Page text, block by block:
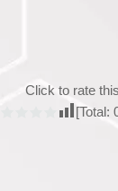
Click to rate
[Total: